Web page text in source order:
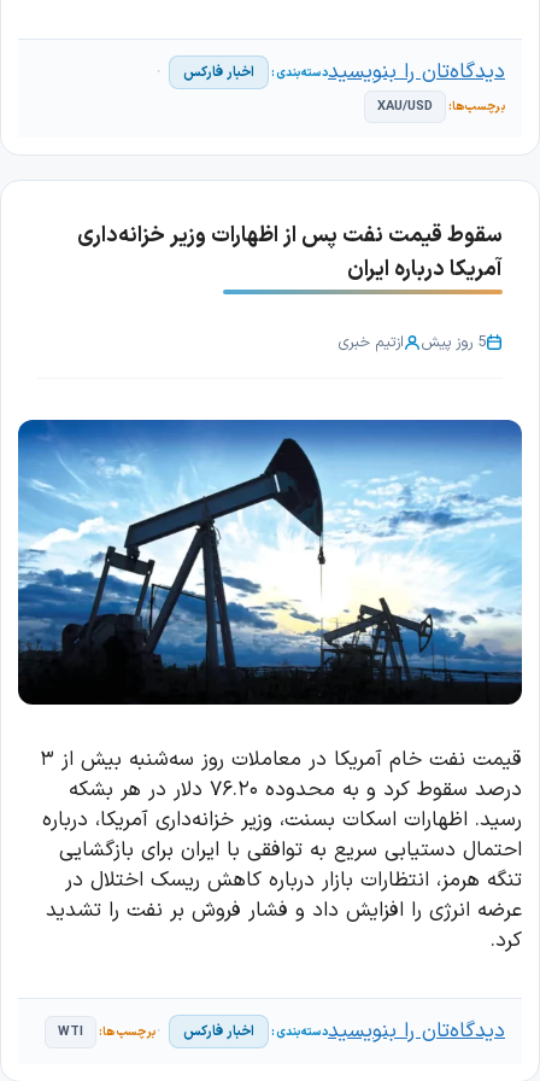
اخبار فارکس
XAU/USD
دیدگاه‌تان را بنویسید
سقوط قیمت نفت پس از اظهارات وزیر خزانه‌داری
آمریکا درباره ایران
5 روز پیش ازتیم خبری
قیمت نفت خام آمریکا در معاملات روز سه‌شنبه بیش از ۳
درصد سقوط کرد و به محدوده ۷۶.۲۰ دلار در هر بشکه
رسید. اظهارات اسکات بسنت، وزیر خزانه‌داری آمریکا، درباره
احتمال دستیابی سریع به توافقی با ایران برای بازگشایی
تنگه هرمز، انتظارات بازار درباره کاهش ریسک اختلال در
عرضه انرژی را افزایش داد و فشار فروش بر نفت را تشدید
کرد.
اخبار فارکس WTI دیدگاه‌تان را بنویسید